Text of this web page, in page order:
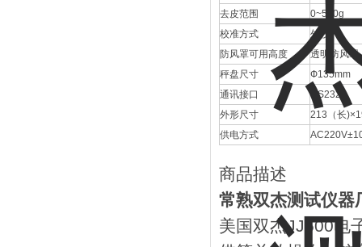
去皮范围
0~500g
校准方式
外校
防风罩可用高度
透明防风罩
秤盘尺寸
Ф135mm
通讯接口
RS232
外形尺寸
213（长
供电方式
商品描述
常熟双杰测试仪器
美国双杰JJ500电